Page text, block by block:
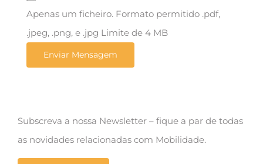
Apenas um ficheiro. Formato permitido .pdf,
.jpeg, .png, e .jpg Limite de 4 MB
Subscreva a nossa Newsletter – fique a par de todas
as novidades relacionadas com Mobilidade.